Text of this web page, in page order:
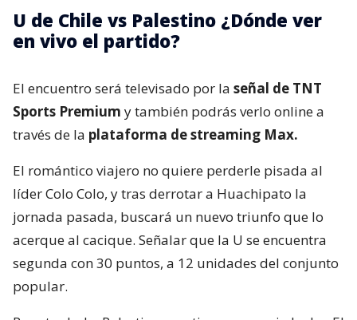
U de Chile vs Palestino ¿Dónde ver
en vivo el partido?
El encuentro será televisado por la señal de TNT
Sports Premium y también podrás verlo online a
través de la plataforma de streaming Max.
El romántico viajero no quiere perderle pisada al
líder Colo Colo, y tras derrotar a Huachipato la
jornada pasada, buscará un nuevo triunfo que lo
acerque al cacique. Señalar que la U se encuentra
segunda con 30 puntos, a 12 unidades del conjunto
popular.